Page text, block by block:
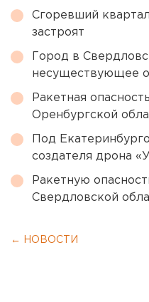
Сгоревший
застроят
Город в
несуществующее
Ракетная
Оренбургской
Под
создателя дрона
Ракетную
Свердловской
← НОВОСТИ